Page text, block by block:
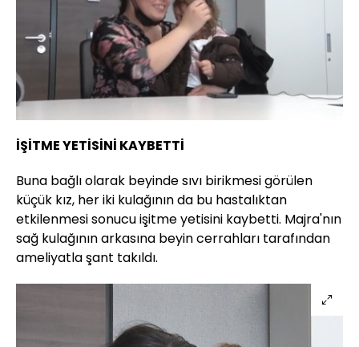
Aç
İŞİTME YETİSİNİ KAYBETTİ
Buna bağlı olarak beyinde sıvı birikmesi görülen
küçük kız, her iki kulağının da bu hastalıktan
etkilenmesi sonucu işitme yetisini kaybetti. Majra'nın
sağ kulağının arkasına beyin cerrahları tarafından
ameliyatla şant takıldı.